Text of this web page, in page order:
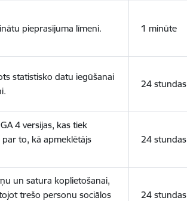
pieprasījuma līmeni. 1 minūte
statistisko datu iegūšanai
24 stundas
4 versijas, kas tiek
to, kā apmeklētājs
24 stundas
un satura koplietošanai,
trešo personu sociālos
24 stundas